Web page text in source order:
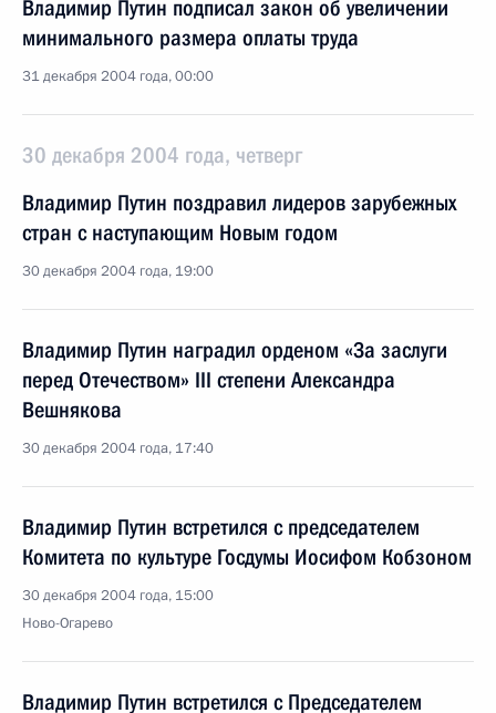
Владимир Путин подписал закон об увеличении
минимального размера оплаты труда
31 декабря 2004 года, 00:00
30 декабря 2004 года, четверг
Владимир Путин поздравил лидеров зарубежных
стран с наступающим Новым годом
30 декабря 2004 года, 19:00
Владимир Путин наградил орденом «За заслуги
перед Отечеством» III степени Александра
Вешнякова
30 декабря 2004 года, 17:40
Владимир Путин встретился с председателем
Комитета по культуре Госдумы Иосифом Кобзоном
30 декабря 2004 года, 15:00
Ново-Огарево
Владимир Путин встретился с Председателем